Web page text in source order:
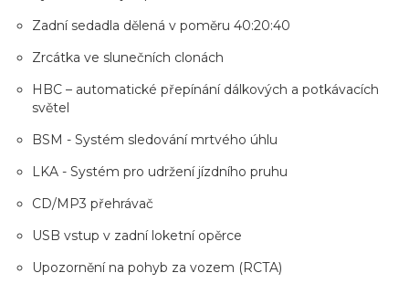
Zadní sedadla dělená v poměru 40:20:40
Zrcátka ve slunečních clonách
HBC – automatické přepínání dálkových a potkávacích
světel
BSM - Systém sledování mrtvého úhlu
LKA - Systém pro udržení jízdního pruhu
CD/MP3 přehrávač
USB vstup v zadní loketní opěrce
Upozornění na pohyb za vozem (RCTA)